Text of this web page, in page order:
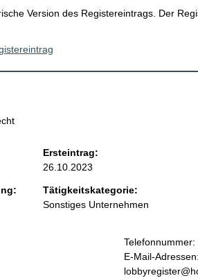
Version des Registereintrags. Der
Ersteintrag:
26.10.2023
Tätigkeitskategorie:
Sonstiges Unternehmen
K
o
n
E-Mail-Adressen: